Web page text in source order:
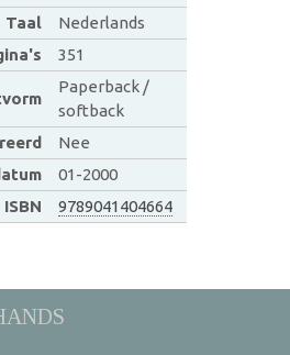
Taal
Nederlands
351
Paperback /
softback
Nee
01-2000
ISBN
9789041404664